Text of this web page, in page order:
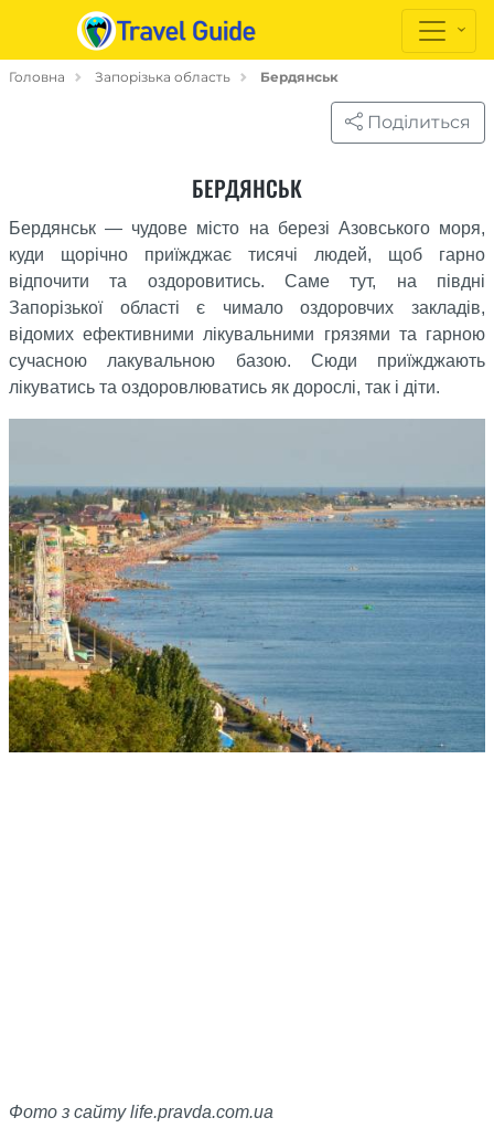
Головна Запорізька область Бердянськ
Поділиться
БЕРДЯНСЬК
Бердянськ — чудове місто на березі Азовського моря,
куди щорічно приїжджає тисячі людей, щоб гарно
відпочити та оздоровитись. Саме тут, на півдні
Запорізької області є чимало оздоровчих закладів,
відомих ефективними лікувальними грязями та гарною
сучасною лакувальною базою. Сюди приїжджають
лікуватись та оздоровлюватись як дорослі, так і діти.
Фото з сайту life.pravda.com.ua